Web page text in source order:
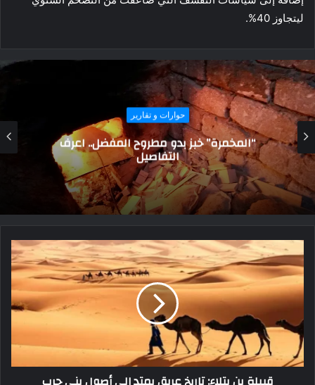
ليتجاوز 40%.
حوارات و تقارير
بينها “علاج العدوى بالخبز العفن” و “عدم تحنيط
النساء”.. أغرب عادات المصريين القدماء